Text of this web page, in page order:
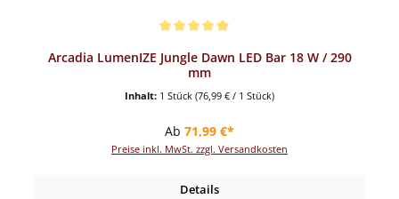
Arcadia LumenIZE Jungle Dawn LED Bar 18 W / 290
mm
Inhalt: 1 Stück (76,99 € / 1 Stück)
Regulärer Preis:
Ab 71,99 €*
Preise inkl. MwSt. zzgl. Versandkosten
Details